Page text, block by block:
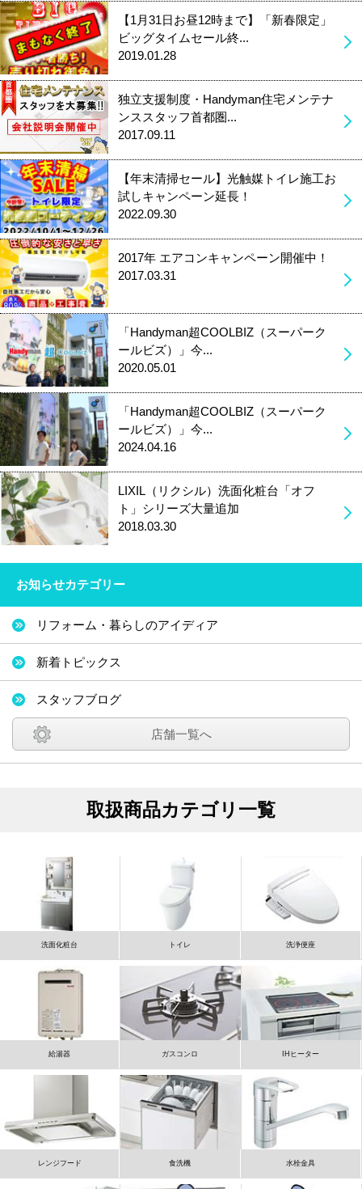
【1月31日お昼12時まで】「新春限定」
ビッグタイムセール終...
2019.01.28
独立支援制度・Handyman住宅メンテナ
ンススタッフ首都圏...
2017.09.11
【年末清掃セール】光触媒トイレ施工お
試しキャンペーン延長！
2022.09.30
2017年 エアコンキャンペーン開催中！
2017.03.31
「Handyman超COOLBIZ（スーパーク
ールビズ）」今...
2020.05.01
「Handyman超COOLBIZ（スーパーク
ールビズ）」今...
2024.04.16
LIXIL（リクシル）洗面化粧台「オフ
ト」シリーズ大量追加
2018.03.30
お知らせカテゴリー
リフォーム・暮らしのアイディア
新着トピックス
スタッフブログ
店舗一覧へ
取扱商品カテゴリ一覧
洗面化粧台 トイレ 洗浄便座
給湯器 ガスコンロ IHヒーター
レンジフード 食洗機 水栓金具